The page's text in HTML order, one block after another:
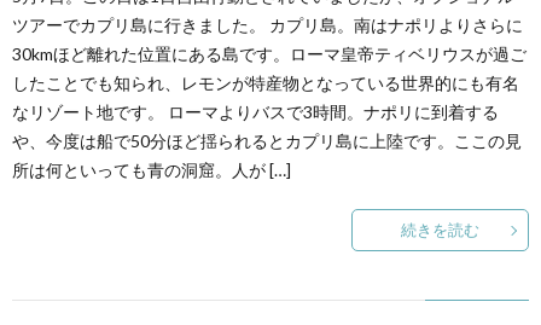
に
つ
い
ツアーでカプリ島に行きました。 カプリ島。南はナポリよりさらに
30kmほど離れた位置にある島です。ローマ皇帝ティベリウスが過ご
したことでも知られ、レモンが特産物となっている世界的にも有名
なリゾート地です。 ローマよりバスで3時間。ナポリに到着する
や、今度は船で50分ほど揺られるとカプリ島に上陸です。ここの見
所は何といっても青の洞窟。人が […]
続きを読む